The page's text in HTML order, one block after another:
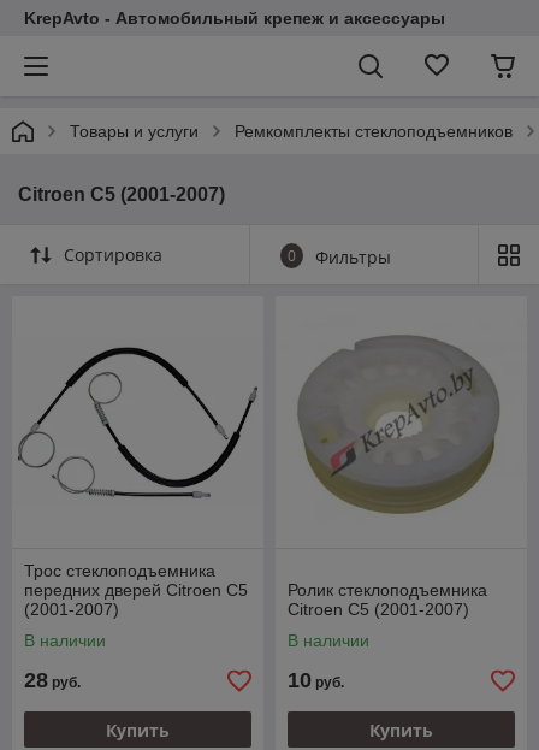
KrepAvto - Автомобильный крепеж и аксессуары
Товары и услуги Ремкомплекты стеклоподъемников
Citroen C5 (2001-2007)
Сортировка 0 Фильтры
Трос стеклоподъемника
передних дверей Citroen C5
(2001-2007)
В наличии
28 руб.
Купить
Ролик стеклоподъемника
Citroen C5 (2001-2007)
В наличии
10 руб.
Купить